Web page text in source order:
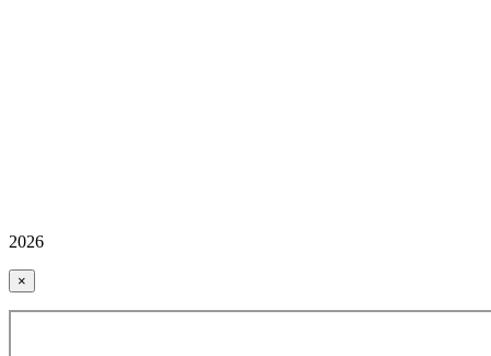
2026
×